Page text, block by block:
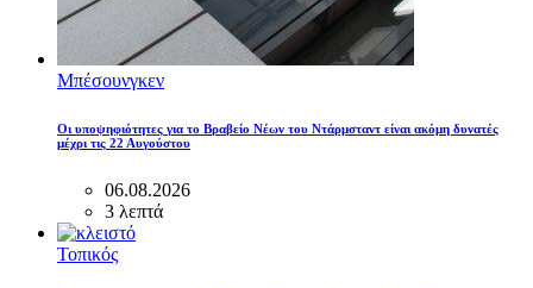
Μπέσουνγκεν
Οι υποψηφιότητες για το Βραβείο Νέων του Ντάρμσταντ είναι ακόμη δυνατές
μέχρι τις 22 Αυγούστου
06.08.2026
3 λεπτά
Τοπικός